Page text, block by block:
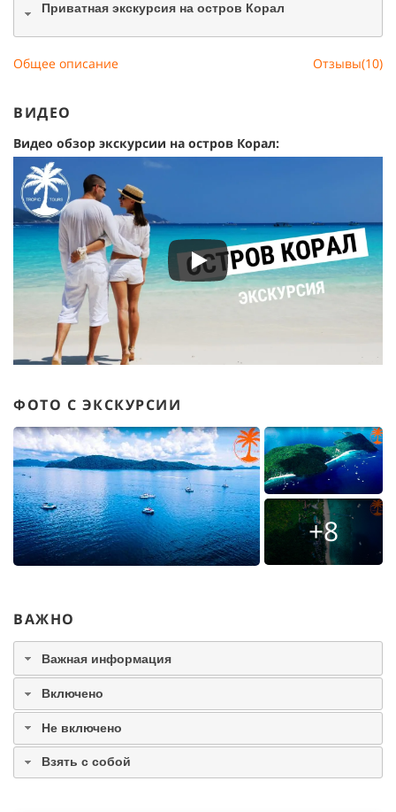
Приватная экскурсия на остров Корал
Общее описание Отзывы(10)
ВИДЕО
Видео обзор экскурсии на остров Корал:
ФОТО С ЭКСКУРСИИ
+8
ВАЖНО
Важная информация
Включено
Не включено
Взять с собой